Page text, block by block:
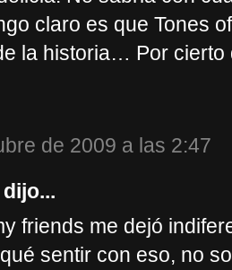
claro es que Tones
la historia… Por cierto
de 2009 a las 2:47
dijo...
friends me dejó
sentir con eso, no